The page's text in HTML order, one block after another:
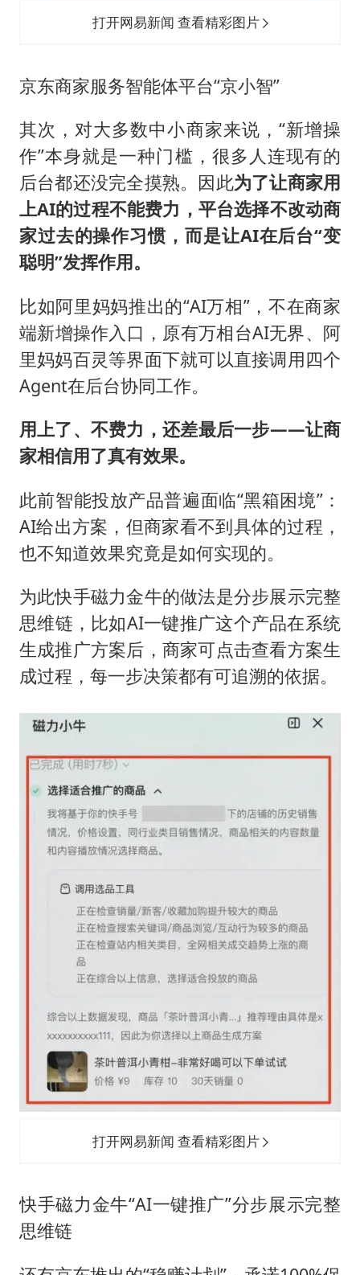
打开网易新闻 查看精彩图片
京东商家服务智能体平台“京小智”
其次，对大多数中小商家来说，“新增操
作”本身就是一种门槛，很多人连现有的
后台都还没完全摸熟。因此为了让商家用
上AI的过程不能费力，平台选择不改动商
家过去的操作习惯，而是让AI在后台“变
聪明”发挥作用。
比如阿里妈妈推出的“AI万相”，不在商家
端新增操作入口，原有万相台AI无界、阿
里妈妈百灵等界面下就可以直接调用四个
Agent在后台协同工作。
用上了、不费力，还差最后一步——让商
家相信用了真有效果。
此前智能投放产品普遍面临“黑箱困境”：
AI给出方案，但商家看不到具体的过程，
也不知道效果究竟是如何实现的。
为此快手磁力金牛的做法是分步展示完整
思维链，比如AI一键推广这个产品在系统
生成推广方案后，商家可点击查看方案生
成过程，每一步决策都有可追溯的依据。
打开网易新闻 查看精彩图片
快手磁力金牛“AI一键推广”分步展示完整
思维链